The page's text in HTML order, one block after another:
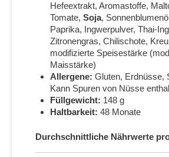
Hefeextrakt, Aromastoffe,
Tomate, Soja,
Paprika, Ingwerpulver, Thai-
Zitronengras, Chilischote,
modifizierte Speisestärke
Maisstärke)
Allergene: Gluten, Erdnüsse,
Kann Spuren von Nüsse
Füllgewicht: 148 g
Haltbarkeit: 48 Monate
Durchschnittliche Nährwerte